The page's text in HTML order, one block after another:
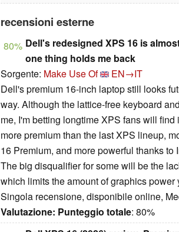
recensioni esterne
80% Dell's redesigned XPS 16 is
one thing holds me back
Sorgente: Make Use Of
EN→IT
Dell's premium 16-inch laptop still looks
way. Although the lattice-free keyboard
me, I'm betting longtime XPS fans will
more premium than the last XPS lineup,
16 Premium, and more powerful thanks
The big disqualifier for some will be the
which limits the amount of graphics power
Singola recensione, disponibile online,
Valutazione: Punteggio totale: 80%